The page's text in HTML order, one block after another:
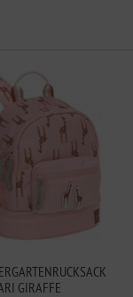
GIRAFFE